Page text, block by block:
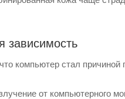
зависимость
компьютер стал
от компьютерного